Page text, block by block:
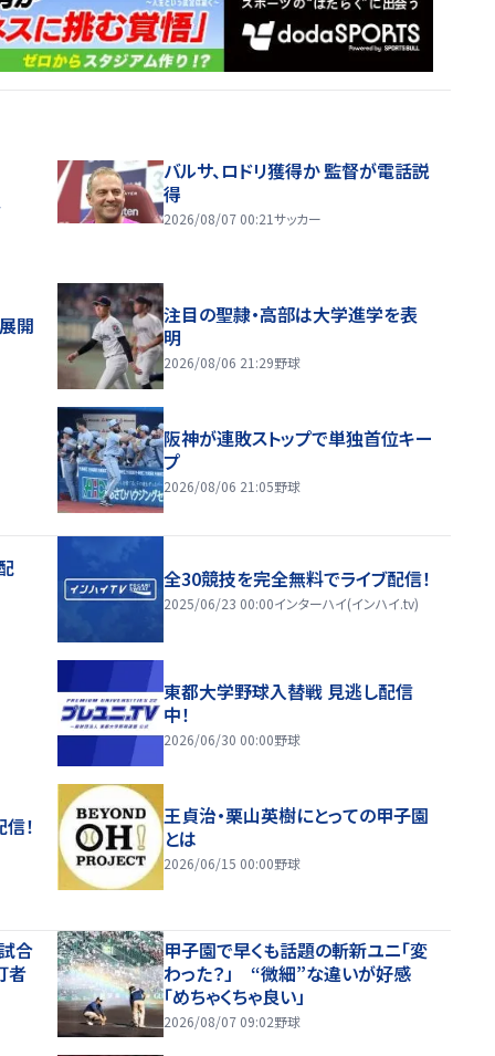
バルサ、ロドリ獲得か 監督が電話説
得
2026/08/07 00:21サッカー
開
注目の聖隷・高部は大学進学を表
明
2026/08/06 21:29野球
阪神が連敗ストップで単独首位キー
プ
2026/08/06 21:05野球
全30競技を完全無料でライブ配信！
2025/06/23 00:00インターハイ(インハイ.tv)
東都大学野球入替戦 見逃し配信
中！
2026/06/30 00:00野球
！
王貞治・栗山英樹にとっての甲子園
とは
2026/06/15 00:00野球
合
者
甲子園で早くも話題の斬新ユニ「変
わった？」 “微細”な違いが好感
「めちゃくちゃ良い」
2026/08/07 09:02野球